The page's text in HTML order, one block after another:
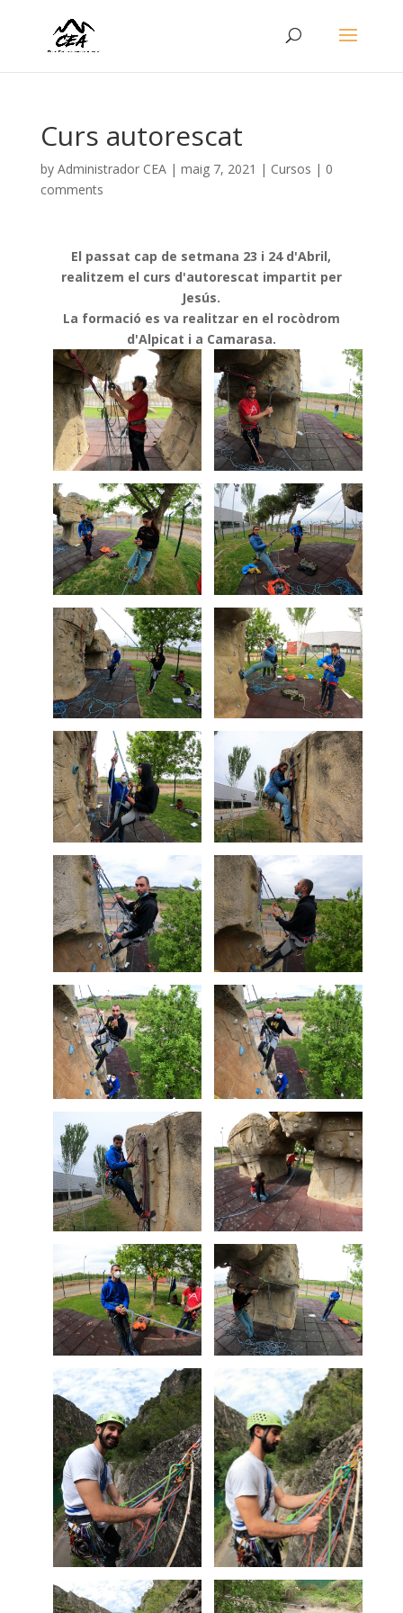
Curs autorescat
by Administrador CEA| maig 7, 2021 | Cursos | 0
comments
El passat cap de setmana 23 i 24 d'Abril,
realitzem el curs d'autorescat impartit per
Jesús.
La formació es va realitzar en el rocòdrom
d'Alpicat i a Camarasa.